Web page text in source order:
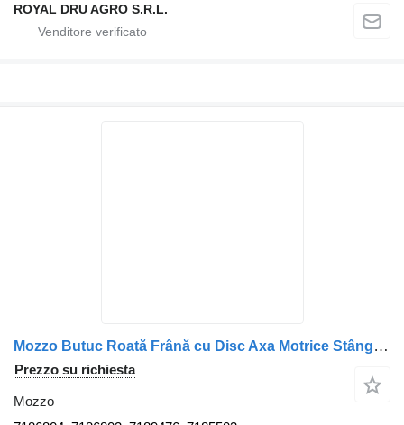
ROYAL DRU AGRO S.R.L.
Mozzo Butuc Roată Frână cu Disc Axa Motrice Stânga 7186804 per camion IVECO
Prezzo su richiesta
Mozzo